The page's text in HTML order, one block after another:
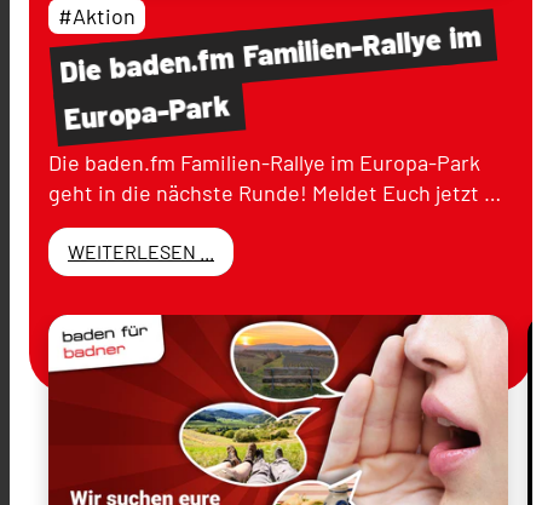
Diebaden.fmFamilien-Rallyeim
Europa-Park
#Aktion
Die baden.fm Familien-Rallye im Europa-Park
geht in die nächste Runde! Meldet Euch jetzt …
WEITERLESEN ...